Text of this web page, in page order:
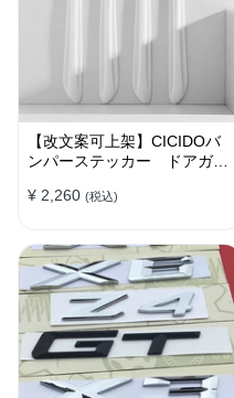
【改文案可上架】CICIDOバ
ンパーステッカー ドアガー
スクラッチ シリカゲル
¥ 2,260 (税込)